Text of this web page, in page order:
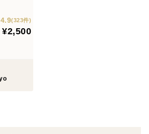
4.9(323件)
¥2,500